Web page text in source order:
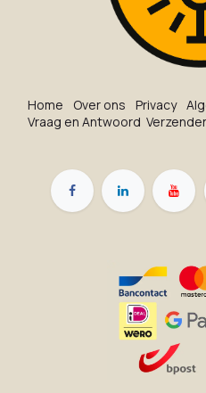
Ho​me O​ve​r on​s Privacy
Vraag en Antwoord